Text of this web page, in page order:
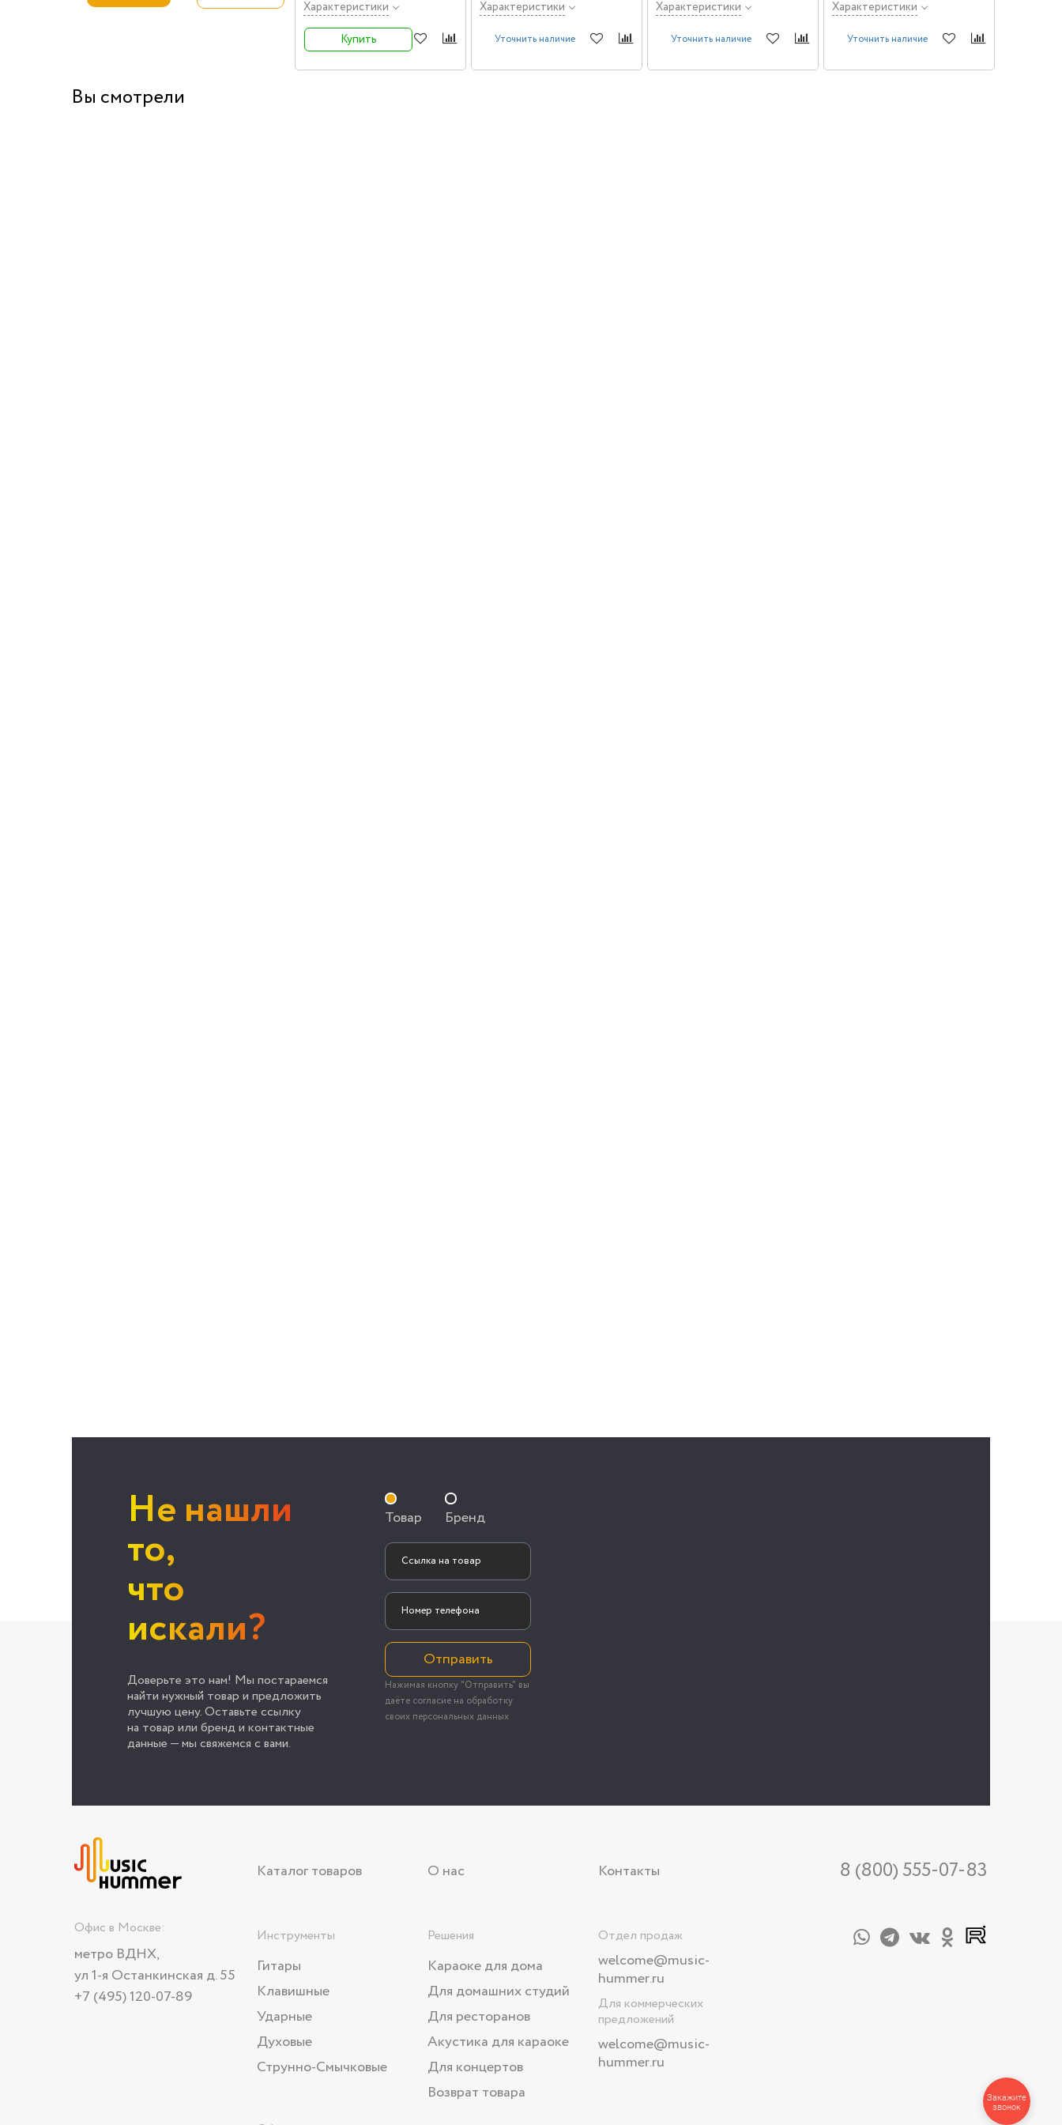
Характеристики
Купить
Характеристики
Уточнить наличие
Характеристики
Уточнить наличие
Характеристики
Уточнить наличие
Вы смотрели
Не нашли
то,
что
искали?
Доверьте это нам! Мы постараемся
найти нужный товар и предложить
лучшую цену. Оставьте ссылку
на товар или бренд и контактные
данные — мы свяжемся с вами.
Товар Бренд
Отправить
Нажимая кнопку "Отправить" вы
даёте согласие на обработку
своих персональных данных
Каталог товаров О нас Контакты 8 (800) 555-07-83
Инструменты
Гитары
Клавишные
Ударные
Духовые
Струнно-Смычковые
Решения
Караоке для дома
Для домашних студий
Для ресторанов
Акустика для караоке
Для концертов
Возврат товара
Отдел продаж
welcome@music-
hummer.ru
Для коммерческих
предложений
welcome@music-
hummer.ru
Офис в Москве:
метро ВДНХ,
ул 1-я Останкинская д. 55
+7 (495) 120-07-89
Закажите